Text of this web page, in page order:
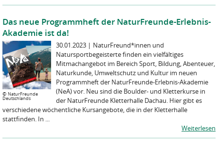
Das neue Programmheft der NaturFreunde-Erlebnis-
Akademie ist da!
© NaturFreunde
Deutschlands
30.01.2023 | NaturFreund*innen und
Natursportbegeisterte finden ein vielfältiges
Mitmachangebot im Bereich Sport, Bildung, Abenteuer,
Naturkunde, Umweltschutz und Kultur im neuen
Programmheft der NaturFreunde-Erlebnis-Akademie
(NeA) vor. Neu sind die Boulder- und Kletterkurse in
der NaturFreunde Kletterhalle Dachau. Hier gibt es
verschiedene wöchentliche Kursangebote, die in der Kletterhalle
stattfinden. In ...
Weiterlesen